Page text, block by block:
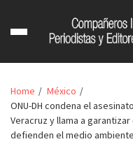
Home
México
ONU-DH condena el
Veracruz y llama a
defienden el medio ambiente